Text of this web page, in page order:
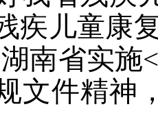
疾儿童康
南省实施
文件精神